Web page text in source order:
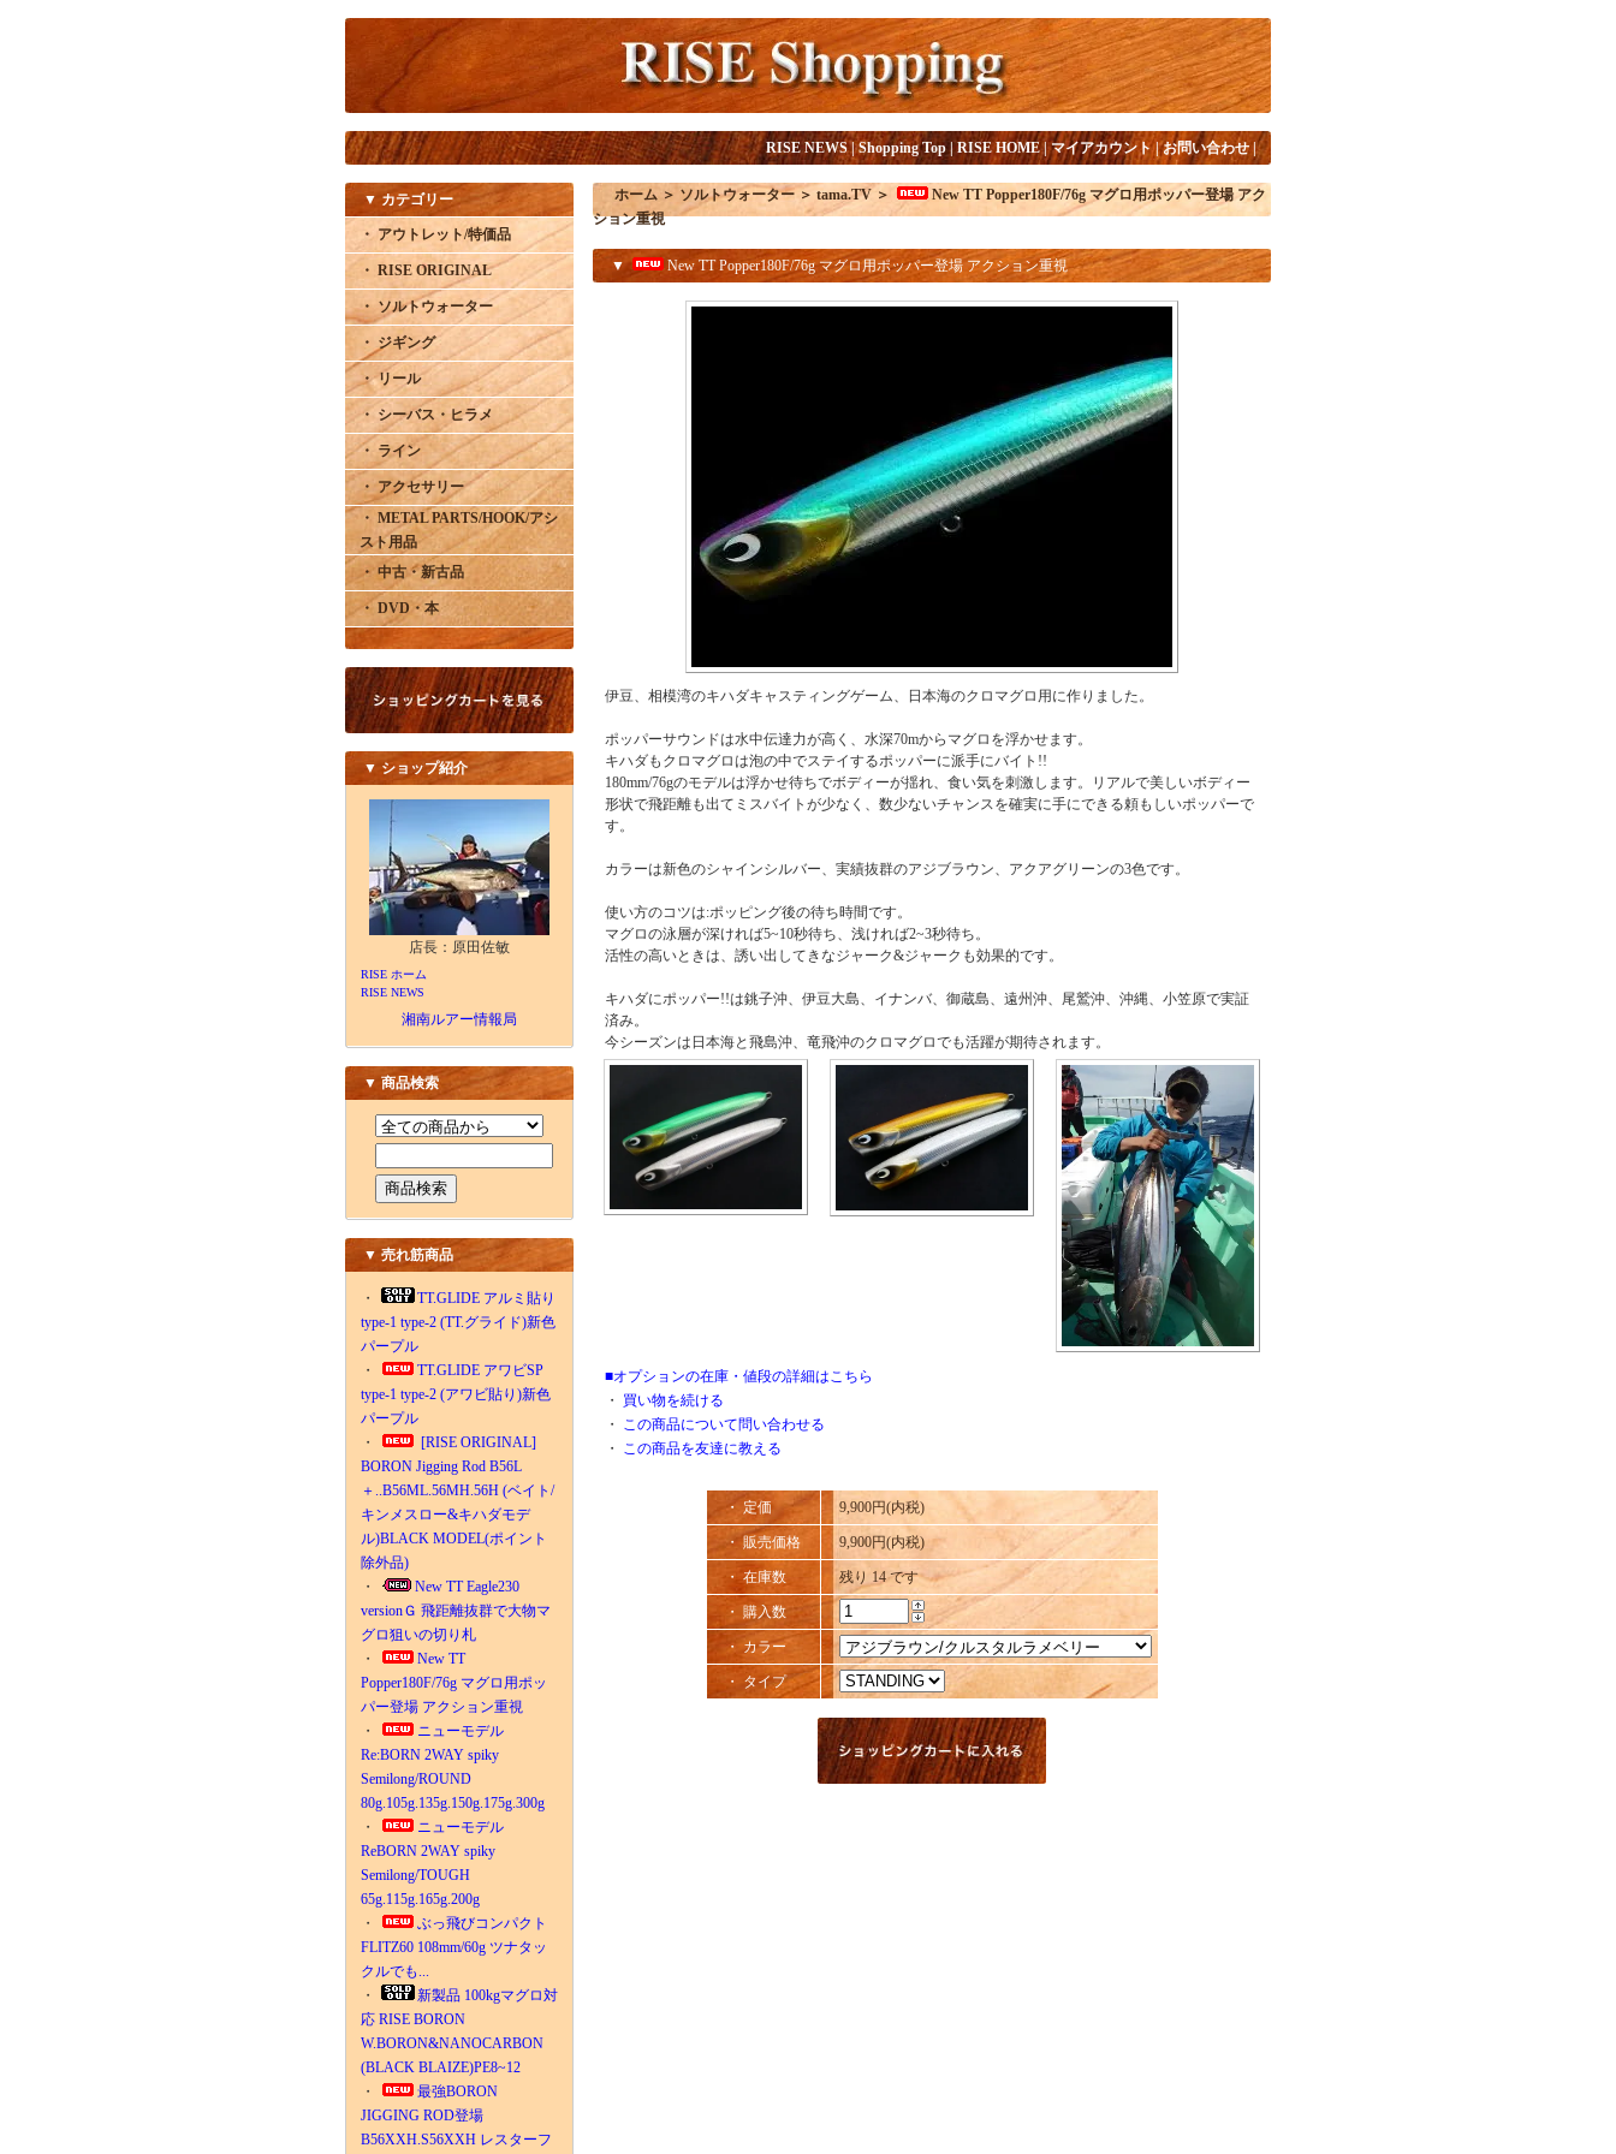
RISE NEWS|Shopping Top| RISE HOME|マイアカウント|お問い合わせ
▼ カテゴリー
・ アウトレット/特価品
・ RISE ORIGINAL
・ ソルトウォーター
・ ジギング
・ リール
・ シーバス・ヒラメ
・ ライン
・ アクセサリー
・ METAL PARTS/HOOK/アシ
スト用品
・ 中古・新古品
・ DVD・本
▼ ショップ紹介
店長：原田佐敏
RISE ホーム
RISE NEWS
湘南ルアー情報局
▼ 商品検索
▼ 売れ筋商品
・
TT.GLIDE アルミ貼り
type-1 type-2 (TT.グライド)新色
パープル
・
TT.GLIDE アワビSP
type-1 type-2 (アワビ貼り)新色
パープル
・
[RISE ORIGINAL]
BORON Jigging Rod B56L
＋..B56ML.56MH.56H (ベイト/
キンメスロー&キハダモデ
ル)BLACK MODEL(ポイント
除外品)
・
New TT Eagle230
versionＧ 飛距離抜群で大物マ
グロ狙いの切り札
・
New TT
Popper180F/76g マグロ用ポッ
パー登場 アクション重視
・
ニューモデル
Re:BORN 2WAY spiky
Semilong/ROUND
80g.105g.135g.150g.175g.300g
・
ニューモデル
ReBORN 2WAY spiky
Semilong/TOUGH
65g.115g.165g.200g
・
ぶっ飛びコンパクト
FLITZ60 108mm/60g ツナタッ
クルでも...
・
新製品 100kgマグロ対
応 RISE BORON
W.BORON&NANOCARBON
(BLACK BLAIZE)PE8~12
・
最強BORON
JIGGING ROD登場
B56XXH.S56XXH レスターフ
ホーム ＞ ソルトウォーター＞ tama.TV ＞
New TT Popper180F/76g マグロ用ポッパー登場 アク
ション重視
▼ New TT Popper180F/76g マグロ用ポッパー登場 アクション重視
伊豆、相模湾のキハダキャスティングゲーム、日本海のクロマグロ用に作りました。
ポッパーサウンドは水中伝達力が高く、水深70mからマグロを浮かせます。
キハダもクロマグロは泡の中でステイするポッパーに派手にバイト!!
180mm/76gのモデルは浮かせ待ちでボディーが揺れ、食い気を刺激します。リアルで美しいボディー
形状で飛距離も出てミスバイトが少なく、数少ないチャンスを確実に手にできる頼もしいポッパーで
す。
カラーは新色のシャインシルバー、実績抜群のアジブラウン、アクアグリーンの3色です。
使い方のコツは:ポッピング後の待ち時間です。
マグロの泳層が深ければ5~10秒待ち、浅ければ2~3秒待ち。
活性の高いときは、誘い出してきなジャーク&ジャークも効果的です。
キハダにポッパー!!は銚子沖、伊豆大島、イナンバ、御蔵島、遠州沖、尾鷲沖、沖縄、小笠原で実証
済み。
今シーズンは日本海と飛島沖、竜飛沖のクロマグロでも活躍が期待されます。
■オプションの在庫・値段の詳細はこちら
・ 買い物を続ける
・
この商品について問い合わせる
・
この商品を友達に教える
・ 定価 9,900円(内税)
・ 販売価格 9,900円(内税)
・ 在庫数 残り 14 です
・ 購入数
・ カラー
・ タイプ